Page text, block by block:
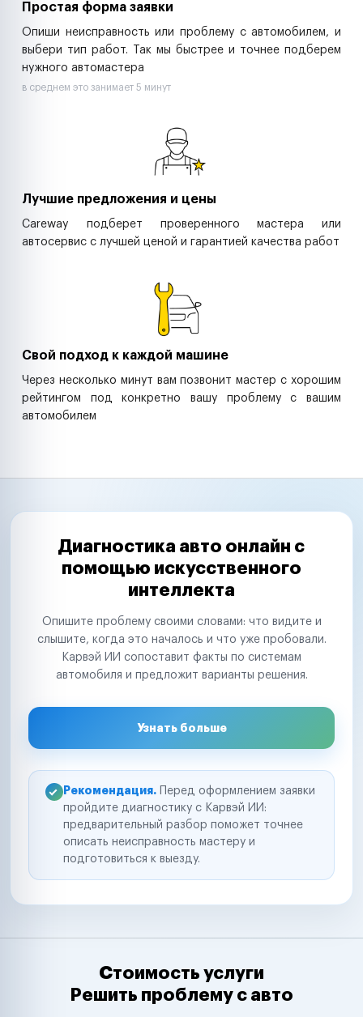
Простая форма заявки
Опиши неисправность или проблему с автомобилем, и
выбери тип работ. Так мы быстрее и точнее подберем
нужного автомастера
в среднем это занимает 5 минут
Лучшие предложения и цены
Careway подберет проверенного мастера или
автосервис с лучшей ценой и гарантией качества работ
Свой подход к каждой машине
Через несколько минут вам позвонит мастер с хорошим
рейтингом под конкретно вашу проблему с вашим
автомобилем
Диагностика авто онлайн с
помощью искусственного
интеллекта
Опишите проблему своими словами: что видите и
слышите, когда это началось и что уже пробовали.
Карвэй ИИ сопоставит факты по системам
автомобиля и предложит варианты решения.
Узнать больше
Рекомендация. Перед оформлением заявки
пройдите диагностику с Карвэй ИИ:
предварительный разбор поможет точнее
описать неисправность мастеру и
подготовиться к выезду.
Стоимость услуги
Решить проблему с авто